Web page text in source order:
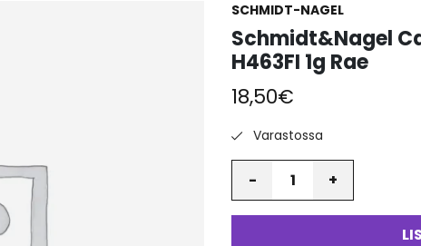
SCHMIDT-NAGEL
Schmidt&Nagel
H463FI 1g Rae
18,50€
Varastossa